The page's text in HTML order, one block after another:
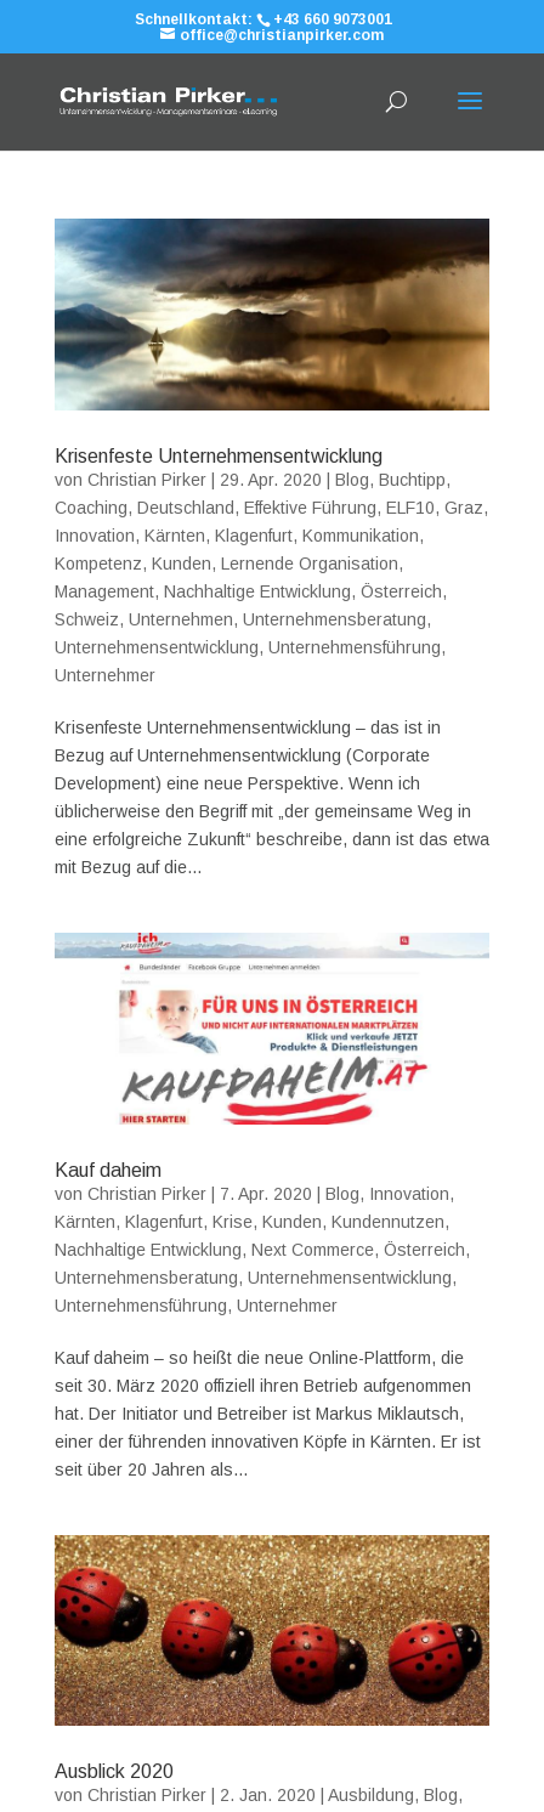
Schnellkontakt:
+43 660 9073001
office@christianpirker.com
Krisenfeste Unternehmensentwicklung
von Christian Pirker| 29. Apr. 2020 Blog, Buchtipp,
Coaching, Deutschland, Effektive Führung, ELF10, Graz,
Innovation, Kärnten, Klagenfurt, Kommunikation,
Kompetenz, Kunden, Lernende Organisation,
Management, Nachhaltige Entwicklung, Österreich,
Schweiz, Unternehmen, Unternehmensberatung,
Unternehmensentwicklung, Unternehmensführung,
Unternehmer
Krisenfeste Unternehmensentwicklung – das ist in
Bezug auf Unternehmensentwicklung (Corporate
Development) eine neue Perspektive. Wenn ich
üblicherweise den Begriff mit „der gemeinsame Weg in
eine erfolgreiche Zukunft“ beschreibe, dann ist das etwa
mit Bezug auf die...
Kauf daheim
von Christian Pirker| 7. Apr. 2020 | Blog, Innovation,
Kärnten, Klagenfurt, Krise, Kunden, Kundennutzen,
Nachhaltige Entwicklung, Next Commerce, Österreich,
Unternehmensberatung, Unternehmensentwicklung,
Unternehmensführung, Unternehmer
Kauf daheim – so heißt die neue Online-Plattform, die
seit 30. März 2020 offiziell ihren Betrieb aufgenommen
hat. Der Initiator und Betreiber ist Markus Miklautsch,
einer der führenden innovativen Köpfe in Kärnten. Er ist
seit über 20 Jahren als...
Ausblick 2020
von Christian Pirker| 2. Jan. 2020 Ausbildung, Blog,